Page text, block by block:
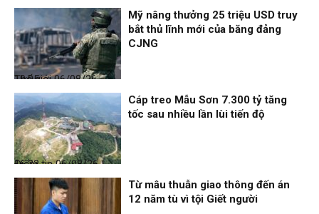
Thế giới
06/08/26, 19:05
Mỹ nâng thưởng 25 triệu USD truy
bắt thủ lĩnh mới của băng đảng
CJNG
Điểm tin
06/08/26, 16:23
Cáp treo Mẫu Sơn 7.300 tỷ tăng
tốc sau nhiều lần lùi tiến độ
Từ mâu thuẫn giao thông đến án
12 năm tù vì tội Giết người